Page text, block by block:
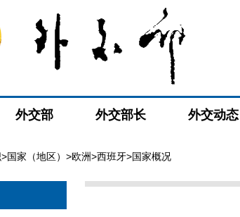
外交部 外交部长 外交动态
>国家（地区） >欧洲>西班牙>国家概况